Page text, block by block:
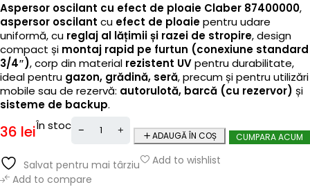
Aspersor oscilant cu efect de ploaie Claber 87400000,
aspersor oscilant cu efect de ploaiepentru udare
uniformă, cu reglaj al lățimii și razei de stropire, design
compact și montaj rapid pe furtun (conexiune standard
3/4″), corp din material rezistent UVpentru durabilitate,
ideal pentru gazon, grădină, seră, precum și pentru utilizări
mobile sau de rezervă: autorulotă, barcă (cu rezervor) și
sisteme de backup.
36 leiÎn stoc
ADAUGĂ ÎN COȘ CUMPARA ACUM
Salvat pentru mai târziu
Add to wishlist
Add to compare